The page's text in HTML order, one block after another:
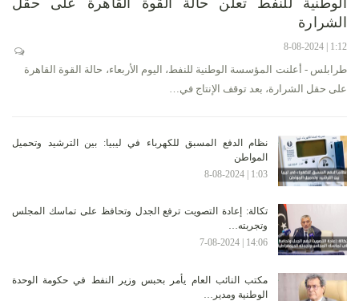
الشرارة
1:12 | 8-08-2024
طرابلس - أعلنت المؤسسة الوطنية للنفط، اليوم الأربعاء، حالة القوة القاهرة
على حقل الشرارة، بعد توقف الإنتاج في…
نظام الدفع المسبق للكهرباء في ليبيا: بين الترشيد وتحميل
المواطن
1:03 | 8-08-2024
تكالة: إعادة التصويت ترفع الجدل وتحافظ على تماسك المجلس
وتجربته…
14:06 | 7-08-2024
مكتب النائب العام يأمر بحبس وزير النفط في حكومة الوحدة
الوطنية ومدير…